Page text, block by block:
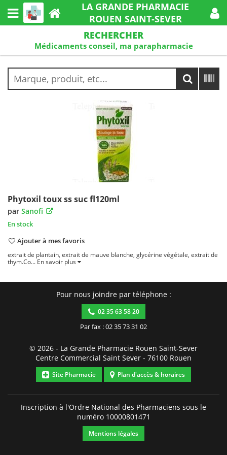
LA GRANDE PHARMACIE
ROUEN SAINT-SEVER
RECHERCHER
Médicaments conseil, ma parapharmacie
Phytoxil toux ss suc fl120ml
par Sanofi
En stock
Ajouter à mes favoris
extrait de plantain, extrait de mauve blanche, glycérine végétale, extrait de
thym.Co... En savoir plus
Pour nous joindre par téléphone :
02 35 63 58 20
Par fax : 02 35 73 31 02
© 2026 - La Grande Pharmacie Rouen Saint-Sever
Centre Commercial Saint Sever - 76100 Rouen
Site Pharmacie Plan d'accès & horaires
Inscription à l'Ordre National des Pharmaciens sous le
numéro 10000801471
Mentions légales